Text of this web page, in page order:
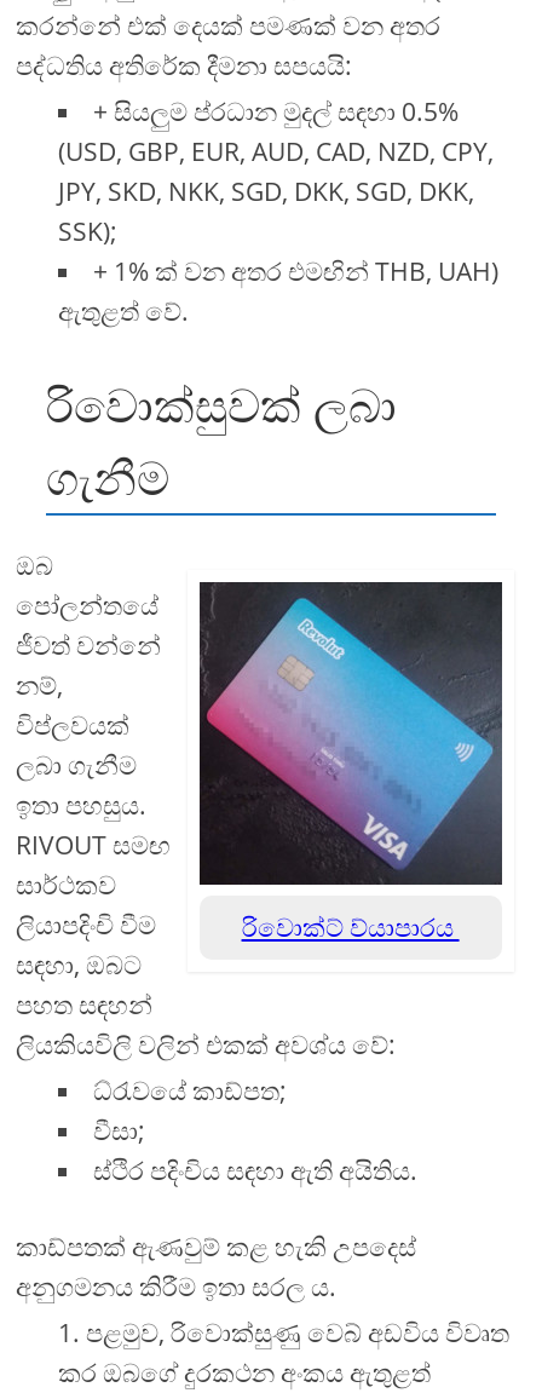
කරන්නේ එක් දෙයක් පමණක් වන අතර
පද්ධතිය අතිරේක දීමනා සපයයි:
+ සියලුම ප්රධාන මුදල් සඳහා 0.5%
(USD, GBP, EUR, AUD, CAD, NZD, CPY,
JPY, SKD, NKK, SGD, DKK, SGD, DKK,
SSK);
+ 1% ක් වන අතර එමඟින් THB, UAH)
ඇතුළත් වේ.
රිවොක්සුවක් ලබා
ගැනීම
රිවොක්ට් ව්යාපාරය
ඔබ
පෝලන්තයේ
ජීවත් වන්නේ
නම්,
විප්ලවයක්
ලබා ගැනීම
ඉතා පහසුය.
RIVOUT සමඟ
සාර්ථකව
ලියාපදිංචි වීම
සඳහා, ඔබට
පහත සඳහන්
ලියකියවිලි වලින් එකක් අවශ්ය වේ:
ධ්රැවයේ කාඩ්පත;
වීසා;
ස්ථිර පදිංචිය සඳහා ඇති අයිතිය.
කාඩ්පතක් ඇණවුම් කළ හැකි උපදෙස්
අනුගමනය කිරීම ඉතා සරල ය.
පළමුව, රිවොක්සුණු වෙබ් අඩවිය විවෘත
කර ඔබගේ දුරකථන අංකය ඇතුළත්